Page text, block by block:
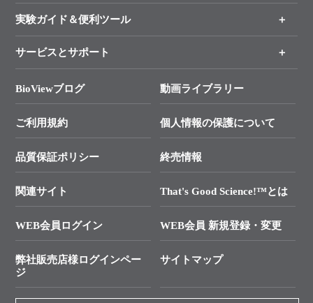
新製品情報
キャンペーン
タカラバイオ各種会員募集のお知らせ
終売製品のお知らせ
価格改定のご案内
タカラバイオ発表文献
実験ガイド＆便利ツール
リアルタイムPCR実験のススメ
幹細胞・再生医療研究ガイド
クローニング実験ガイド
SMARTer NGSポータルサイト
プライマー設計
制限酵素切断サイトの検索
ユーザーズボイス集
エピジェネティクス実験ガイド
サービスとサポート
総合お問い合わせ
├ 実験コンシェルジュ
├ 受託サービスお問い合わせ
└ カスタム製造お問い合わせ
資料請求 機器関連
資料請求 受託関連
BioViewブログ 動画ライブラリー
ご利用規約 個人情報の保護について
品質保証ポリシー 終売情報
関連サイト That's Good Science!™とは
WEB会員ログイン WEB会員 新規登録・変更
弊社販売店様ログインペー
ジ
サイトマップ